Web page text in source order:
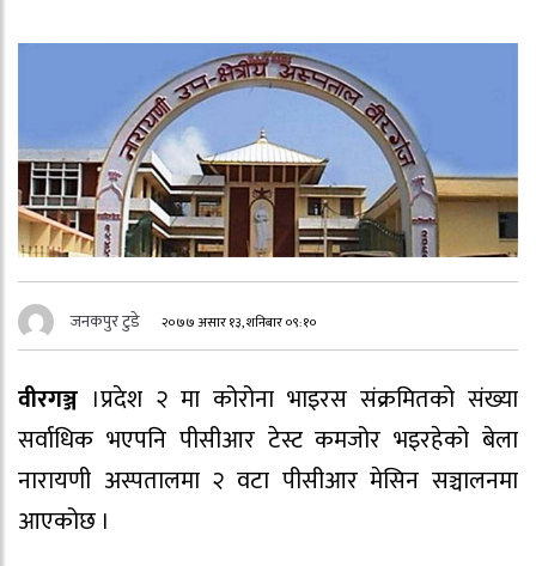
जनकपुर टुडे २०७७ असार १३, शनिबार ०९:१०
वीरगञ्ज ।प्रदेश २ मा कोरोना भाइरस संक्रमितको संख्या
सर्वाधिक भएपनि पीसीआर टेस्ट कमजोर भइरहेको बेला
नारायणी अस्पतालमा २ वटा पीसीआर मेसिन सञ्चालनमा
आएकोछ ।